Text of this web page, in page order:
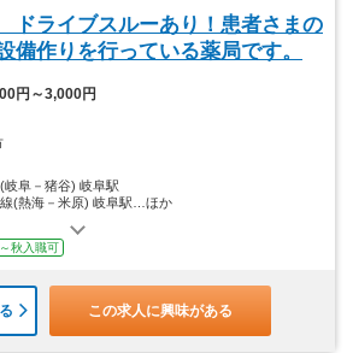
ドライブスルーあり！患者さまの
備作りを行っている薬局です。
円～3,000円
(岐阜－猪谷) 岐阜駅
線(熱海－米原) 岐阜駅…ほか
秋入職可
この求人に興味がある